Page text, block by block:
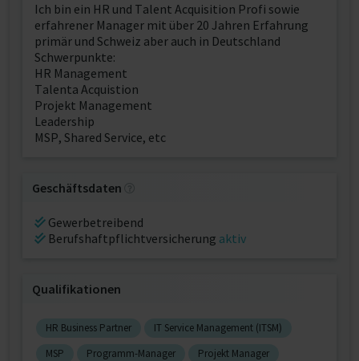
Ich bin ein HR und Talent Acquisition Profi sowie
erfahrener Manager mit über 20 Jahren Erfahrung
primär und Schweiz aber auch in Deutschland
Schwerpunkte:
HR Management
Talenta Acquistion
Projekt Management
Leadership
MSP, Shared Service, etc
Geschäftsdaten
Gewerbetreibend
Berufshaftpflichtversicherung aktiv
Qualifikationen
HR Business Partner
IT Service Management (ITSM)
MSP
Programm-Manager
Projekt Manager